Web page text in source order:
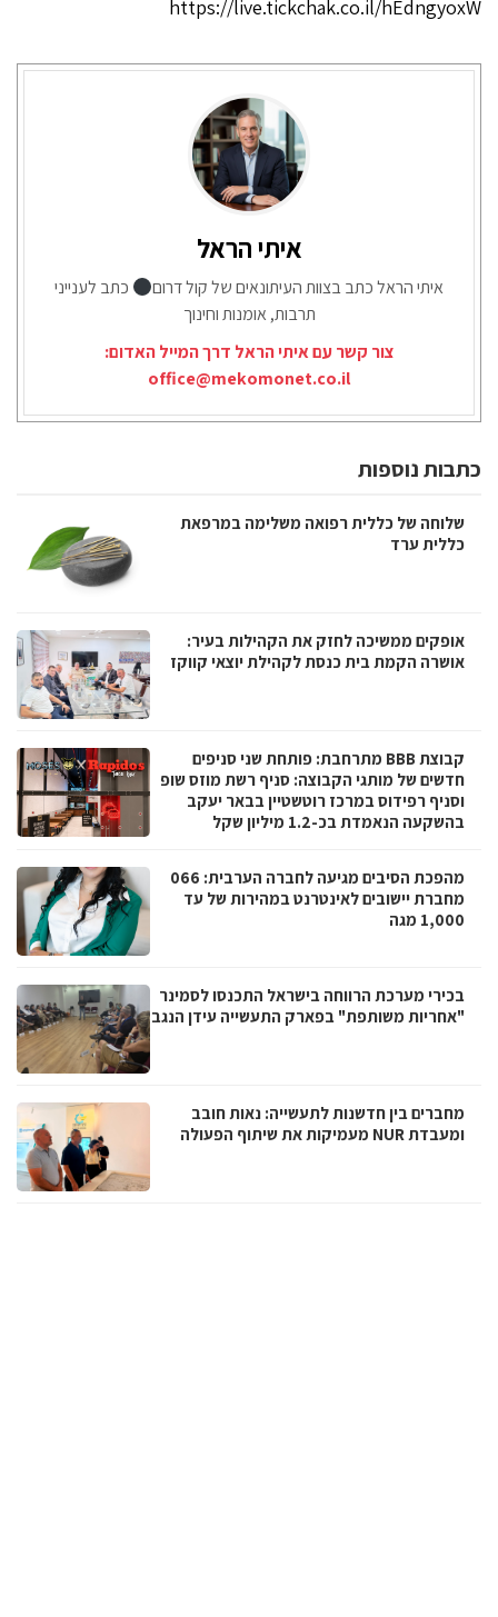
https://live.tickchak.co.il/hEdngyoxW
איתי הראל
איתי הראל כתב בצוות העיתונאים של קול דרום
כתב לענייני
תרבות, אומנות וחינוך
צור קשר עם איתי הראל דרך המייל האדום:
office@mekomonet.co.il
כתבות נוספות
שלוחה של כללית רפואה משלימה במרפאת
כללית ערד
אופקים ממשיכה לחזק את הקהילות בעיר:
אושרה הקמת בית כנסת לקהילת יוצאי קווקז
קבוצת BBB מתרחבת: פותחת שני סניפים
חדשים של מותגי הקבוצה: סניף רשת מוזס שופ
וסניף רפידוס במרכז רוטשטיין בבאר יעקב
בהשקעה הנאמדת בכ-1.2 מיליון שקל
מהפכת הסיבים מגיעה לחברה הערבית: 066
מחברת יישובים לאינטרנט במהירות של עד
1,000 מגה
בכירי מערכת הרווחה בישראל התכנסו לסמינר
"אחריות משותפת" בפארק התעשייה עידן הנגב
מחברים בין חדשנות לתעשייה: נאות חובב
ומעבדת NUR מעמיקות את שיתוף הפעולה